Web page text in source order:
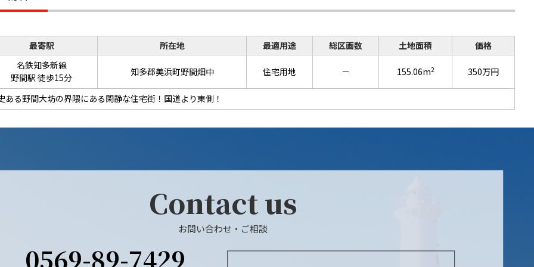
最寄駅 所在地 最適用途 総区画数 土地面積
価格
名鉄知多新線
野間駅 徒歩15分
知多郡美浜町野間畑中 住宅用地 － 155.06m2 350万円
ある野間大坊の界隈にある閑静な住宅街！国道より東側！
Contact us
お問い合わせ・ご相談
0569-89-7429